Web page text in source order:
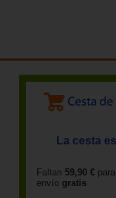
La cesta
Faltan 59,90 €
envío gratis